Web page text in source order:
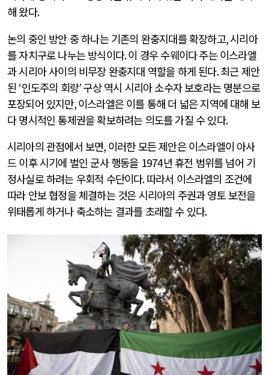
해 왔다.
논의 중인 방안 중 하나는 기존의 완충지대를 확장하고,시리아
를 자치구로 나누는 방식이다.이 경우 수웨이다주는 이스라엘
과 시리아 사이의 비무장 완충지대 역할을 하게 된다.최근 제안
된 ‘인도주의 회랑’구상 역시 시리아 소수자 보호라는 명분으로
포장되어 있지만,이스라엘은 이를 통해 더 넓은 지역에 대해 보
다 명시적인 통제권을 확보하려는 의도를 가질 수 있다.
시리아의 관점에서 보면, 이러한 모든 제안은 이스라엘이 아사
드 이후 시기에 벌인 군사 행동을 1974년 휴전 범위를 넘어 기
정사실로 하려는 우회적 수단이다.따라서 이스라엘의 조건에
따라 안보 협정을 체결하는 것은 시리아의 주권과 영토 보전을
위태롭게 하거나 축소하는 결과를 초래할 수 있다.